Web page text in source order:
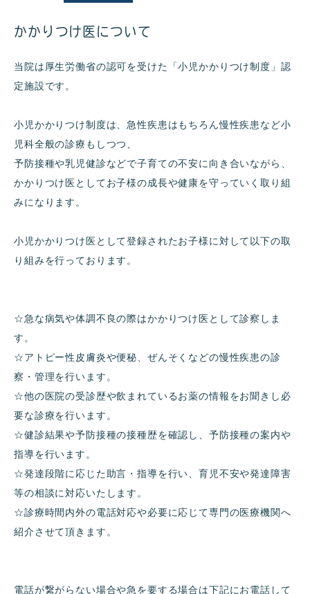
かかりつけ医について
当院は厚生労働省の認可を受けた「小児かかりつけ制度」認
定施設です。
小児かかりつけ制度は、急性疾患はもちろん慢性疾患など小
児科全般の診療もしつつ、
予防接種や乳児健診などで子育ての不安に向き合いながら、
かかりつけ医としてお子様の成長や健康を守っていく取り組
みになります。
小児かかりつけ医として登録されたお子様に対して以下の取
り組みを行っております。
☆急な病気や体調不良の際はかかりつけ医として診察しま
す。
☆アトピー性皮膚炎や便秘、ぜんそくなどの慢性疾患の診
察・管理を行います。
☆他の医院の受診歴や飲まれているお薬の情報をお聞きし必
要な診療を行います。
☆健診結果や予防接種の接種歴を確認し、予防接種の案内や
指導を行います。
☆発達段階に応じた助言・指導を行い、育児不安や発達障害
等の相談に対応いたします。
☆診療時間内外の電話対応や必要に応じて専門の医療機関へ
紹介させて頂きます。
電話が繋がらない場合や急を要する場合は下記にお電話して